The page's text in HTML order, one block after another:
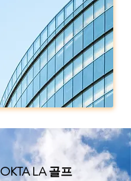
OKTA LA 골프